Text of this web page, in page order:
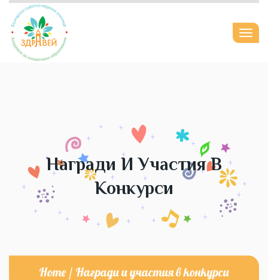
Награди И Участия В
Конкурси
Home / Награди и участия в конкурси